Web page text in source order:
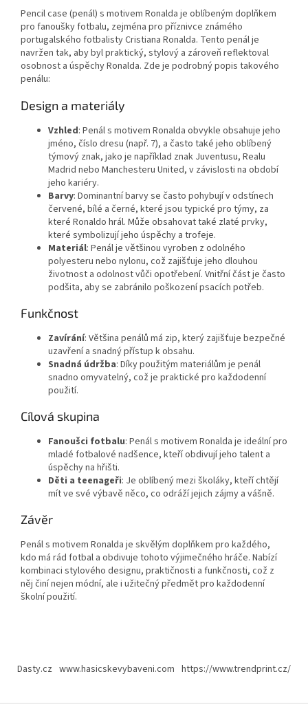
Pencil case (penál) s motivem Ronalda je oblíbeným doplňkem
pro fanoušky fotbalu, zejména pro příznivce známého
portugalského fotbalisty Cristiana Ronalda. Tento penál je
navržen tak, aby byl praktický, stylový a zároveň reflektoval
osobnost a úspěchy Ronalda. Zde je podrobný popis takového
penálu:
Design a materiály
Vzhled: Penál s motivem Ronalda obvykle obsahuje jeho
jméno, číslo dresu (např. 7), a často také jeho oblíbený
týmový znak, jako je například znak Juventusu, Realu
Madrid nebo Manchesteru United, v závislosti na období
jeho kariéry.
Barvy: Dominantní barvy se často pohybují v odstínech
červené, bílé a černé, které jsou typické pro týmy, za
které Ronaldo hrál. Může obsahovat také zlaté prvky,
které symbolizují jeho úspěchy a trofeje.
Materiál: Penál je většinou vyroben z odolného
polyesteru nebo nylonu, což zajišťuje jeho dlouhou
životnost a odolnost vůči opotřebení. Vnitřní část je často
podšita, aby se zabránilo poškození psacích potřeb.
Funkčnost
Zavírání: Většina penálů má zip, který zajišťuje bezpečné
uzavření a snadný přístup k obsahu.
Snadná údržba: Díky použitým materiálům je penál
snadno omyvatelný, což je praktické pro každodenní
použití.
Cílová skupina
Fanoušci fotbalu: Penál s motivem Ronalda je ideální pro
mladé fotbalové nadšence, kteří obdivují jeho talent a
úspěchy na hřišti.
Děti a teenageři: Je oblíbený mezi školáky, kteří chtějí
mít ve své výbavě něco, co odráží jejich zájmy a vášně.
Závěr
Penál s motivem Ronalda je skvělým doplňkem pro každého,
kdo má rád fotbal a obdivuje tohoto výjimečného hráče. Nabízí
kombinaci stylového designu, praktičnosti a funkčnosti, což z
něj činí nejen módní, ale i užitečný předmět pro každodenní
školní použití.
Dasty.cz www.hasicskevybaveni.com https://www.trendprint.cz/